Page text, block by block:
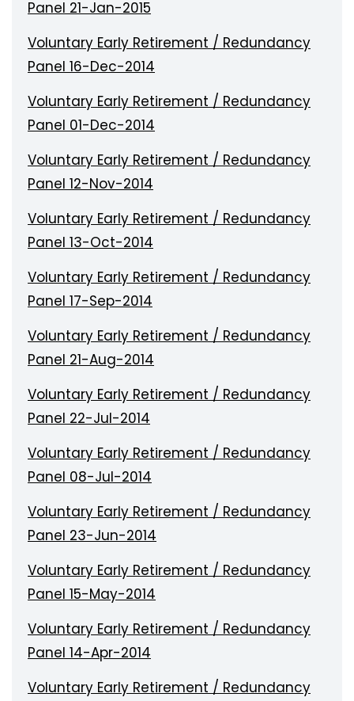
Panel 21-Jan-2015
Voluntary Early Retirement / Redundancy
Panel 16-Dec-2014
Voluntary Early Retirement / Redundancy
Panel 01-Dec-2014
Voluntary Early Retirement / Redundancy
Panel 12-Nov-2014
Voluntary Early Retirement / Redundancy
Panel 13-Oct-2014
Voluntary Early Retirement / Redundancy
Panel 17-Sep-2014
Voluntary Early Retirement / Redundancy
Panel 21-Aug-2014
Voluntary Early Retirement / Redundancy
Panel 22-Jul-2014
Voluntary Early Retirement / Redundancy
Panel 08-Jul-2014
Voluntary Early Retirement / Redundancy
Panel 23-Jun-2014
Voluntary Early Retirement / Redundancy
Panel 15-May-2014
Voluntary Early Retirement / Redundancy
Panel 14-Apr-2014
Voluntary Early Retirement / Redundancy